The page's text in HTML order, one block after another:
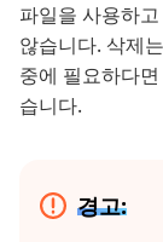
파일을 사용하
않습니다. 삭제
중에 필요하다
습니다.
경고: